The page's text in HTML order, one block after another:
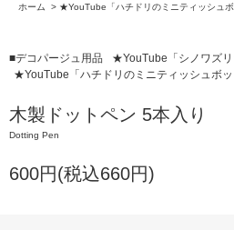
ホーム
> ★YouTube「ハチドリのミニティッシュボ
■デコパージュ用品
★YouTube「シノワズリ
★YouTube「ハチドリのミニティッシュボッ
木製ドットペン 5本入り
Dotting Pen
600円(税込660円)